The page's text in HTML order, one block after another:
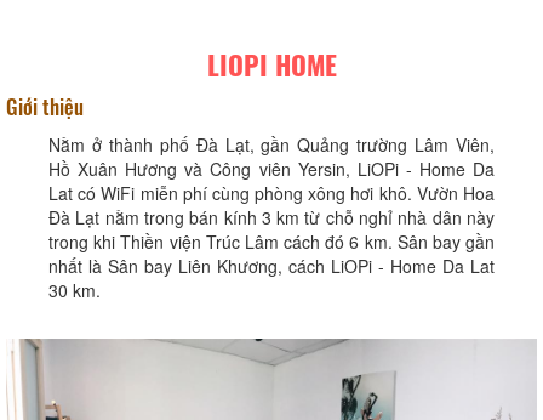
LIOPI HOME
Giới thiệu
Nằm ở thành phố Đà Lạt, gần Quảng trường Lâm Viên,
Hồ Xuân Hương và Công viên Yersin, LiOPi - Home Da
Lat có WiFi miễn phí cùng phòng xông hơi khô. Vườn Hoa
Đà Lạt nằm trong bán kính 3 km từ chỗ nghỉ nhà dân này
trong khi Thiền viện Trúc Lâm cách đó 6 km. Sân bay gần
nhất là Sân bay Liên Khương, cách LiOPi - Home Da Lat
30 km.